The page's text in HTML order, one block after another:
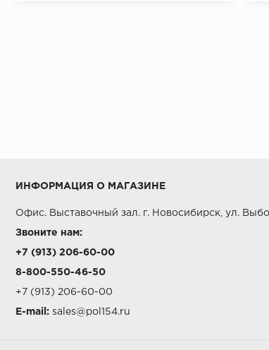
ИНФОРМАЦИЯ О МАГАЗИНЕ
Офис. Выставочный зал. г. Новосибирск, ул.
Звоните нам:
+7 (913) 206-60-00
8-800-550-46-50
+7 (913) 206-60-00
E-mail: sales@pol154.ru